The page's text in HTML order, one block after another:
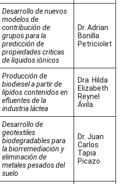
Desarrollo de nuevos
modelos de
contribución de
grupos para la
predicción de
propiedades criticas
de líquidos iónicos
Dr. Adrian
Bonilla
Petriciolet
Producción de
biodiesel a partir de
lípidos contenidos en
efluentes de la
industria láctea
Dra. Hilda
Elizabeth
Reynel
Ávila
Desarrollo de
geotextiles
biodegradables para
la biorremediación y
eliminación de
metales pesados del
suelo
Dr. Juan
Carlos
Tapia
Picazo